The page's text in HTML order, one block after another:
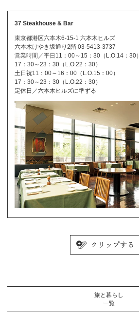
37 Steakhouse & Bar
東京都港区六本木6-15-1 六本木ヒルズ
六本木けやき坂通り2階 03-5413-3737
営業時間／平日11：00～15：30（L.O.14：30）
17：30～23：30（L.O.22：30）
土日祝11：00～16：00（L.O.15：00）
17：30～23：30（L.O.22：30）
定休日／六本木ヒルズに準ずる
旅と暮らし
一覧